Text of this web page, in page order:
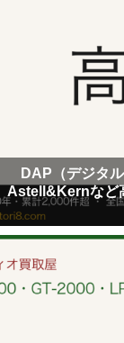
DAP（デジタ
Astell&Kernなど